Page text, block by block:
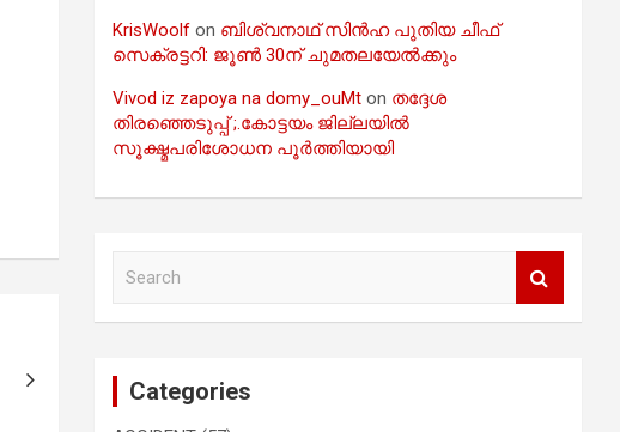
KrisWoolf on ബിശ്വനാഥ് സിൻഹ പുതിയ ചീഫ്
സെക്രട്ടറി: ജൂൺ 30ന് ചുമതലയേൽക്കും
Vivod iz zapoya na domy_ouMt on തദ്ദേശ
തിരഞ്ഞെടുപ്പ് ;.കോട്ടയം ജില്ലയിൽ
സൂക്ഷ്മപരിശോധന പൂർത്തിയായി
Categories